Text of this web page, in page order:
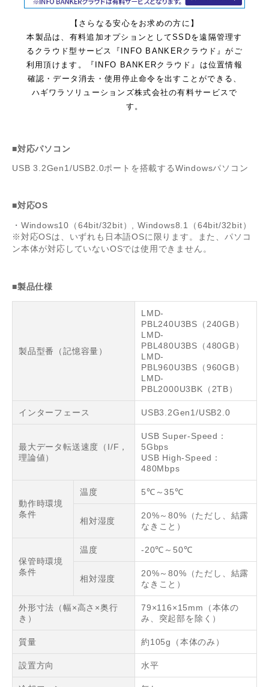
【さらなる安心をお求めの方に】
本製品は、有料追加オプションとしてSSDを遠隔管理す
るクラウド型サービス『INFO BANKERクラウド』がご
利用頂けます。『INFO BANKERクラウド』は位置情報
確認・データ消去・使用停止命令を出すことができる、
ハギワラソリューションズ株式会社の有料サービスで
す。
■対応パソコン
USB 3.2Gen1/USB2.0ポートを搭載するWindowsパソコン
■対応OS
・Windows10（64bit/32bit）, Windows8.1（64bit/32bit）
※対応OSは、いずれも日本語OSに限ります。また、パソコ
ン本体が対応していないOSでは使用できません。
■製品仕様
製品型番（記憶容量）
LMD-
PBL240U3BS（240GB）
LMD-
PBL480U3BS（480GB）
LMD-
PBL960U3BS（960GB）
LMD-
PBL2000U3BK（2TB）
インターフェース USB3.2Gen1/USB2.0
最大データ転送速度（I/F，
理論値）
USB Super-Speed：
5Gbps
USB High-Speed：
480Mbps
動作時環境
条件
温度 5℃～35℃
相対湿度
20%～80%（ただし、結露
なきこと）
保管時環境
条件
温度 -20℃～50℃
相対湿度
20%～80%（ただし、結露
なきこと）
外形寸法（幅×高さ×奥行
き）
79×116×15mm（本体の
み、突起部を除く）
質量 約105g（本体のみ）
設置方向 水平